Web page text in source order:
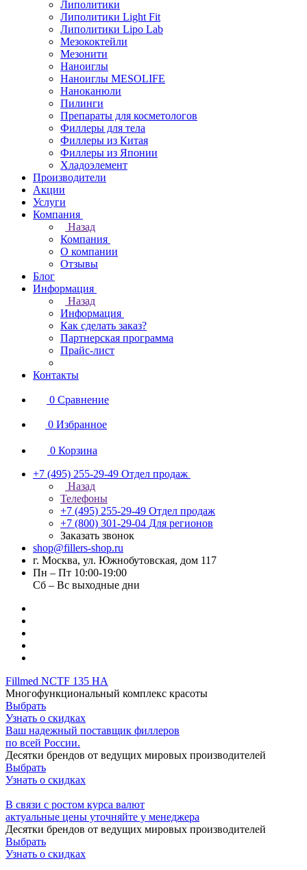
Липолитики
Липолитики Light Fit
Липолитики Lipo Lab
Мезококтейли
Мезонити
Наноиглы
Наноиглы MESOLIFE
Наноканюли
Пилинги
Препараты для косметологов
Филлеры для тела
Филлеры из Китая
Филлеры из Японии
Хладоэлемент
Производители
Акции
Услуги
Компания
Назад
Компания
О компании
Отзывы
Блог
Информация
Назад
Информация
Как сделать заказ?
Партнерская программа
Прайс-лист
Контакты
0 Сравнение
0 Избранное
0 Корзина
+7 (495) 255-29-49 Отдел продаж
Назад
Телефоны
+7 (495) 255-29-49 Отдел продаж
+7 (800) 301-29-04 Для регионов
Заказать звонок
shop@fillers-shop.ru
г. Москва, ул. Южнобутовская, дом 117
Пн – Пт 10:00-19:00
Сб – Вс выходные дни
Fillmed NCTF 135 HA
Многофункциональный комплекс красоты
Выбрать
Узнать о скидках
Ваш надежный поставщик филлеров
по всей России.
Десятки брендов от ведущих мировых производителей
Выбрать
Узнать о скидках
В связи с ростом курса валют
актуальные цены уточняйте у менеджера
Десятки брендов от ведущих мировых производителей
Выбрать
Узнать о скидках